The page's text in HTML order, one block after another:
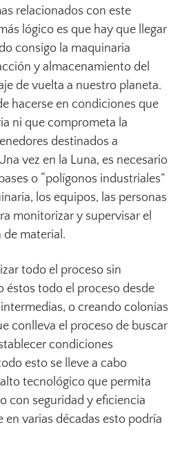
relacionados con este
lógico es que hay que llegar
consigo la maquinaria
y almacenamiento del
de vuelta a nuestro planeta.
hacerse en condiciones que
ni que comprometa la
destinados a
vez en la Luna, es necesario
o “polígonos industriales”
los equipos, las personas
monitorizar y supervisar el
material.
todo el proceso sin
éstos todo el proceso desde
o creando colonias
conlleva el proceso de buscar
condiciones
esto se lleve a cabo
tecnológico que permita
con seguridad y eficiencia
en varias décadas esto podría